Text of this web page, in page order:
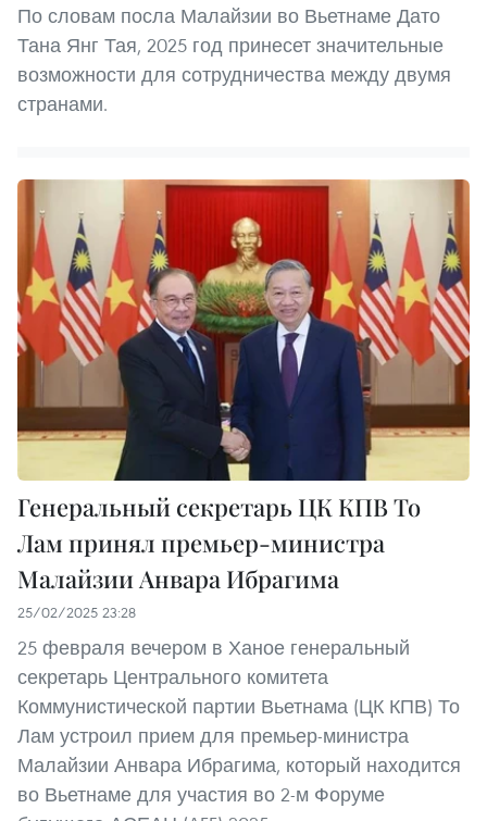
По словам посла Малайзии во Вьетнаме Дато
Тана Янг Тая, 2025 год принесет значительные
возможности для сотрудничества между двумя
странами.
Генеральный секретарь ЦК КПВ То
Лам принял премьер-министра
Малайзии Анвара Ибрагима
25/02/2025 23:28
25 февраля вечером в Ханое генеральный
секретарь Центрального комитета
Коммунистической партии Вьетнама (ЦК КПВ) То
Лам устроил прием для премьер-министра
Малайзии Анвара Ибрагима, который находится
во Вьетнаме для участия во 2-м Форуме